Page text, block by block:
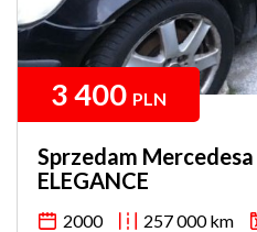
3 400 PLN
Sprzedam
ELEGANCE
2000 257 000 km